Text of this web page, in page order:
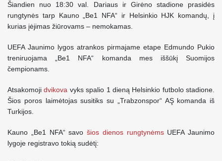
Šiandien nuo 18:30 val. Dariaus ir Girėno stadione prasidės
rungtynės tarp Kauno „Be1 NFA“ ir Helsinkio HJK komandų, į
kurias įėjimas žiūrovams – nemokamas.
UEFA Jaunimo lygos atrankos pirmajame etape Edmundo Pukio
treniruojama „Be1 NFA“ komanda mes iššūkį Suomijos
čempionams.
Atsakomojidvikova vyks spalio 1 dieną Helsinkio futbolo stadione.
Šios poros laimėtojas susitiks su „Trabzonspor“ AŞ komanda iš
Turkijos.
Kauno „Be1 NFA“ savo šios dienos rungtynėmsUEFA Jaunimo
lygoje registravo tokią sudėtį: